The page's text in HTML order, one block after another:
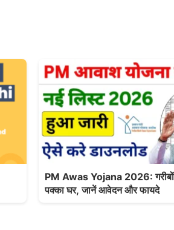
PM Awas Yojana 2026: गरीबों
पक्का घर, जानें आवेदन और फायदे